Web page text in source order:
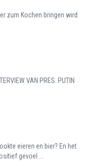
zum Kochen bringen wird.
VAN PRES. PUTIN
eieren en bier? En het
gevoel ...